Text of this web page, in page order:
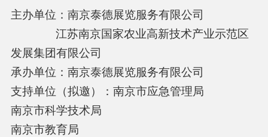
主办单位：南京泰德展览服务有限公司
江苏南京国家农业高新技术产业示范区
发展集团有限公司
承办单位：南京泰德展览服务有限公司
支持单位（拟邀）：南京市应急管理局
南京市科学技术局
南京市教育局